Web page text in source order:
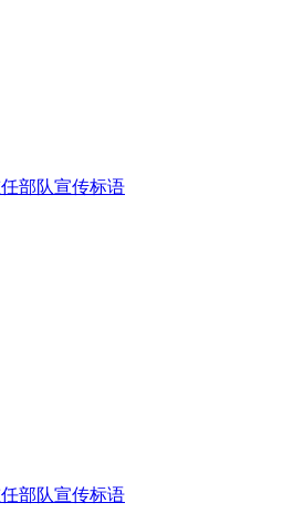
部队宣传标语
部队宣传标语